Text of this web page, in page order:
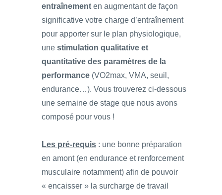
entraînement en augmentant de façon
significative votre charge d’entraînement
pour apporter sur le plan physiologique,
une stimulation qualitative et
quantitative des paramètres de la
performance (VO2max, VMA, seuil,
endurance…). Vous trouverez ci-dessous
une semaine de stage que nous avons
composé pour vous !
Les pré-requis : une bonne préparation
en amont (en endurance et renforcement
musculaire notamment) afin de pouvoir
« encaisser » la surcharge de travail